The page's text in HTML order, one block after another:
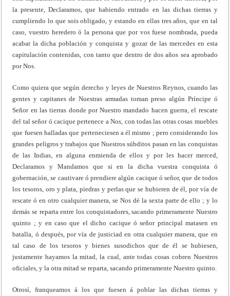
la presente, Declaramos, que habiendo entrado en las dichas tierras y
cumpliendo lo que sois obligado, y estando en ellas tres años, que en tal
caso, vuestro heredero ó la persona que por vos fuese nombrada, pueda
acabar la dicha población y conquista y gozar de las mercedes en esta
capitulación contenidas, con tanto que dentro de dos años sea aprobado
por Nos.
Como quiera que según derecho y leyes de Nuestros Reynos, cuando las
gentes y capitanes de Nuestras armadas toman preso algún Príncipe ó
Señor en las tierras donde por Nuestro mandado hacen guerra, el rescate
del tal señor ó cacique pertenece a Nos, con todas las otras cosas muebles
que fuesen halladas que perteneciesen a él mismo ; pero considerando los
grandes peligros y trabajos que Nuestros súbditos pasan en las conquistas
de las Indias, en alguna enmienda de ellos y por les hacer merced,
Declaramos y Mandamos que si en la dicha vuestra conquista ó
gobernación, se cautivare ó prendiere algún cacique ó señor, que de todos
los tesoros, oro y plata, piedras y perlas que se hubieren de él, por vía de
rescate ó en otro cualquier manera, se Nos dé la sexta parte de ello ; y lo
demás se reparta entre los conquistadores, sacando primeramente Nuestro
quinto ; y en caso que el dicho cacique ó señor principal matasen en
batalla, ó después, por vía de justiciad en otra cualquier manera, que en
tal caso de los tesoros y bienes susodichos que de él se hubiesen,
justamente hayamos la mitad, la cual, ante todas cosas cobren Nuestros
oficiales, y la otra mitad se reparta, sacando primeramente Nuestro quinto.
Otrosí, franqueamos á los que fuesen á poblar las dichas tierras y